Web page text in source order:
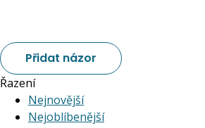
Přidat názor
Řazení
Nejnovější
Nejoblíbenější